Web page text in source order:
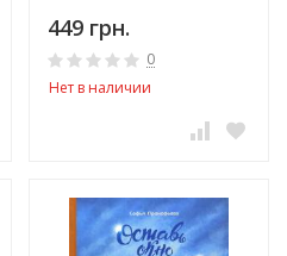
449 грн.
0
Нет в наличии